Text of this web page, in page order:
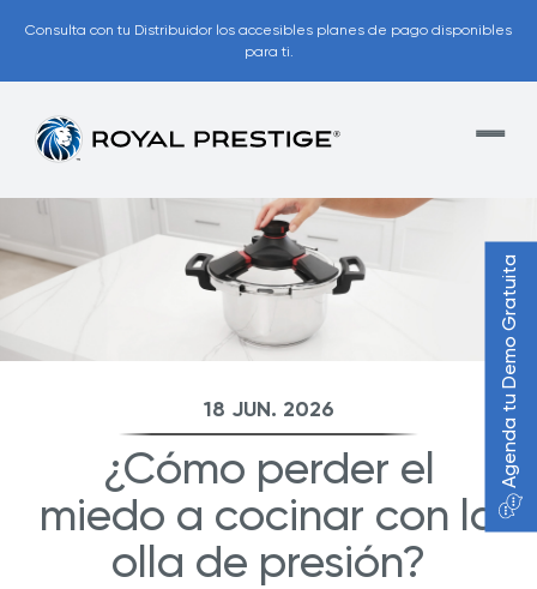
Consulta con tu Distribuidor los accesibles planes de pago disponibles
para ti.
18 JUN. 2026
¿Cómo perder el
miedo a cocinar con la
olla de presión?
Agenda tu Demo Gratuita